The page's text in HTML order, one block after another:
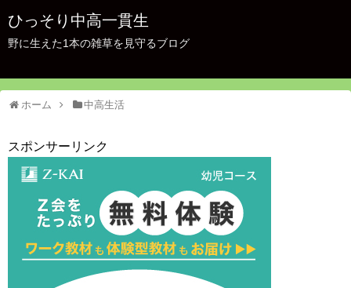
ひっそり中高一貫生
野に生えた1本の雑草を見守るブログ
ホーム 中高生活
スポンサーリンク